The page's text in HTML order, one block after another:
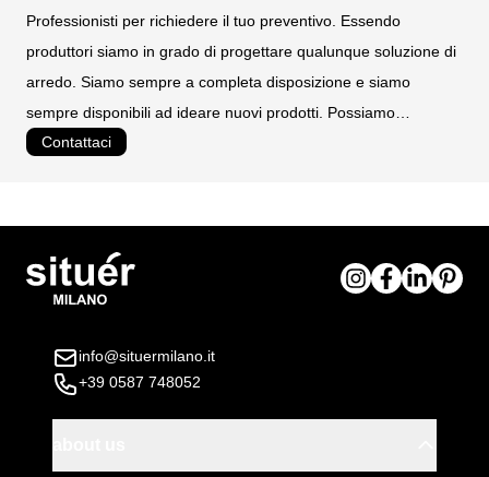
Professionisti per richiedere il tuo preventivo. Essendo
produttori siamo in grado di progettare qualunque soluzione di
arredo. Siamo sempre a completa disposizione e siamo
sempre disponibili ad ideare nuovi prodotti. Possiamo
Contattaci
info@situermilano.it
+39 0587 748052